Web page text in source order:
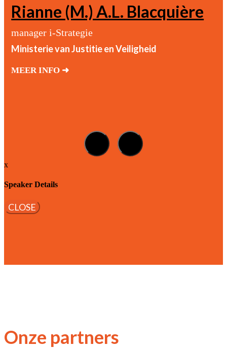
Rianne (M.) A.L. Blacquière
manager i-Strategie
Ministerie van Justitie en Veiligheid
MEER INFO ➜
x
Speaker Details
CLOSE
Onze partners